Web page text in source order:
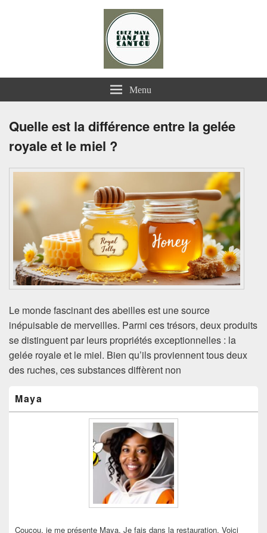
Chez Maya dans le Cantou
Menu
Quelle est la différence entre la gelée
royale et le miel ?
Le monde fascinant des abeilles est une source
inépuisable de merveilles. Parmi ces trésors, deux produits
se distinguent par leurs propriétés exceptionnelles : la
gelée royale et le miel. Bien qu’ils proviennent tous deux
des ruches, ces substances diffèrent non
principale
de
Maya
Coucou, je me présente Maya. Je fais dans la restauration. Voici